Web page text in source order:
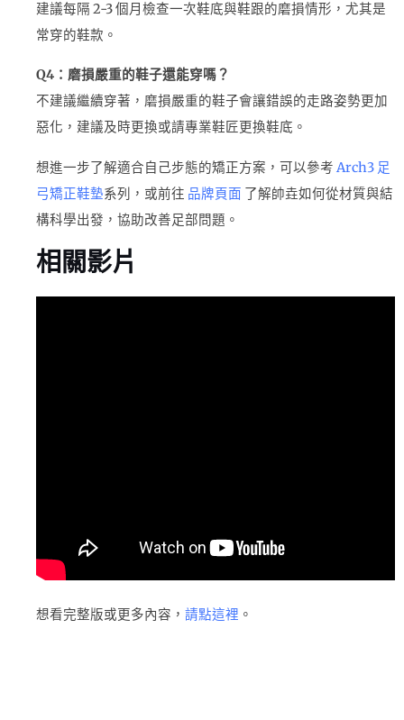
建議每隔 2-3 個月檢查一次鞋底與鞋跟的磨損情形，尤其是
常穿的鞋款。
Q4：磨損嚴重的鞋子還能穿嗎？
不建議繼續穿著，磨損嚴重的鞋子會讓錯誤的走路姿勢更加
惡化，建議及時更換或請專業鞋匠更換鞋底。
想進一步了解適合自己步態的矯正方案，可以參考 Arch3 足
弓矯正鞋墊系列，或前往 品牌頁面 了解帥垚如何從材質與結
構科學出發，協助改善足部問題。
相關影片
想看完整版或更多內容， 請點這裡 。